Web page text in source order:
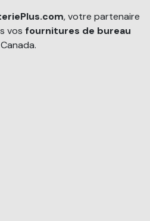
, votre partenaire
vos fournitures de bureau